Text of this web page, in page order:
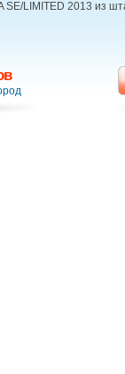
LIMITED 2013 из